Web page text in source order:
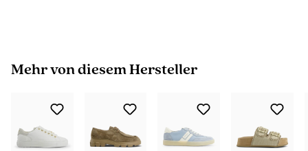
Produktgalerie überspringen
Mehr von diesem Hersteller